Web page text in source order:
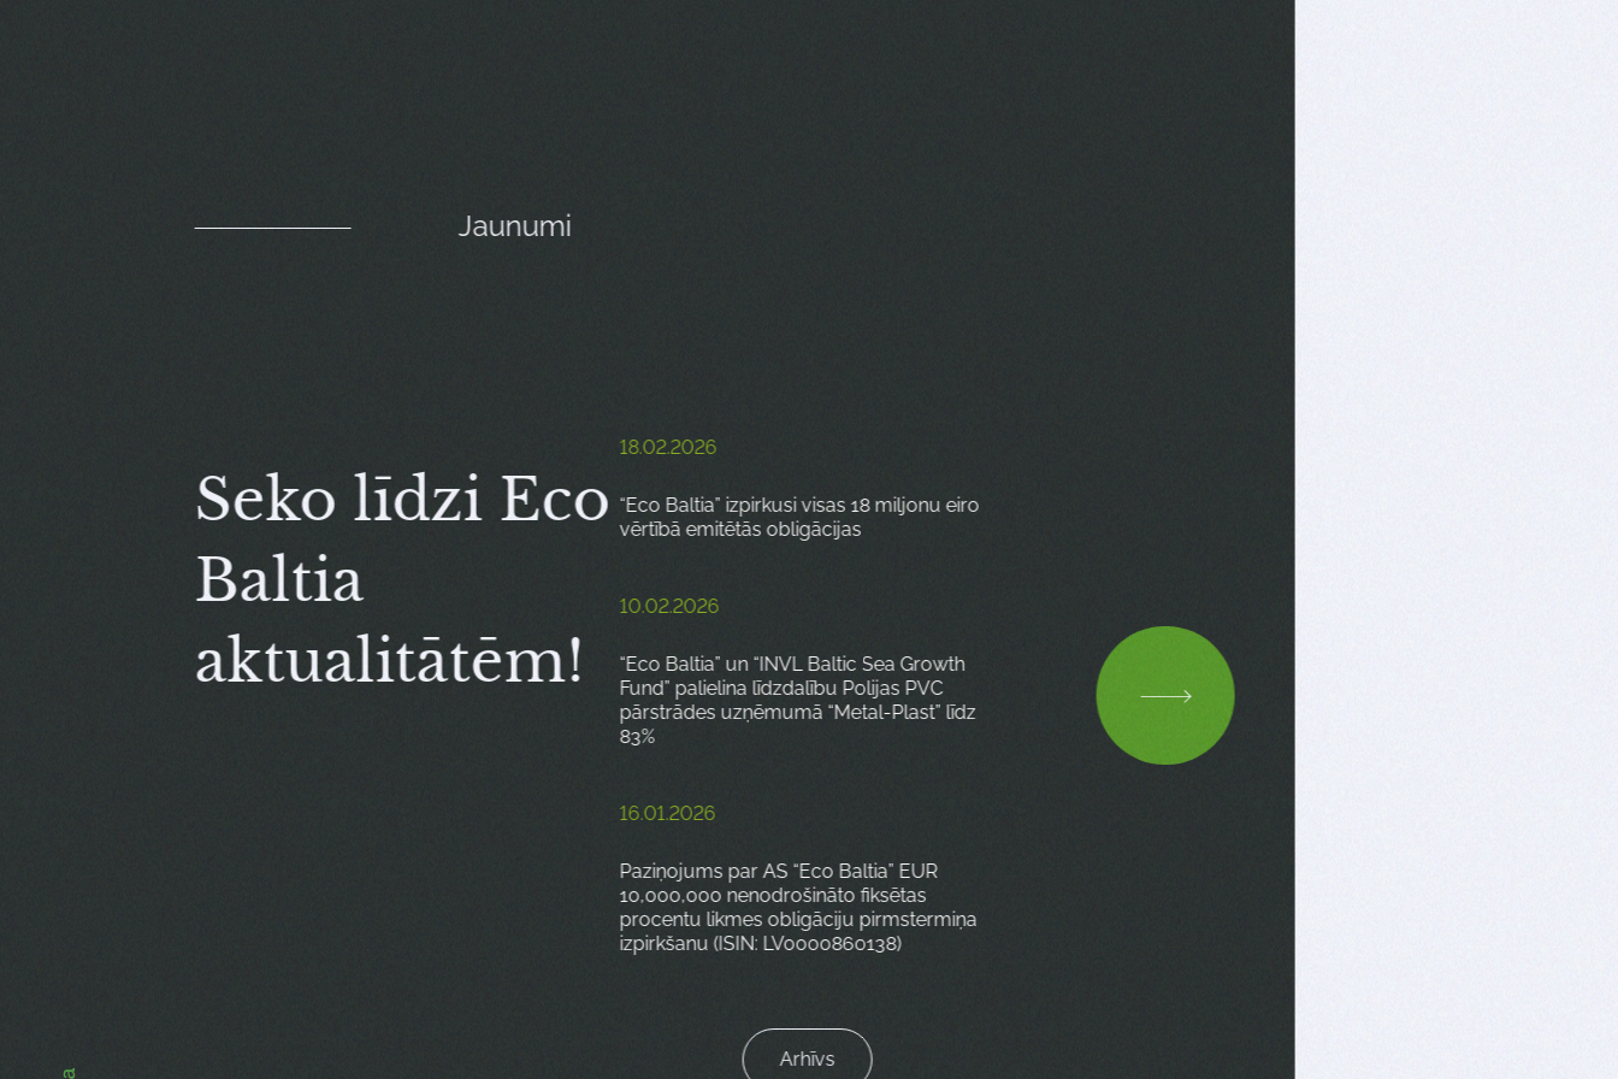
Jaunumi
Seko līdzi Eco
Baltia
aktualitātēm!
18.02.2026
“Eco Baltia” izpirkusi visas 18 miljonu eiro
vērtībā emitētās obligācijas
10.02.2026
“Eco Baltia” un “INVL Baltic Sea Growth
Fund” palielina līdzdalību Polijas PVC
pārstrādes uzņēmumā “Metal-Plast” līdz
83%
16.01.2026
Paziņojums par AS “Eco Baltia” EUR
10,000,000 nenodrošināto fiksētas
procentu likmes obligāciju pirmstermiņa
izpirkšanu (ISIN: LV0000860138)
Arhīvs